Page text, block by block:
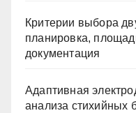
Критерии выбора
планировка,
документация
Адаптивная
анализа стихийных